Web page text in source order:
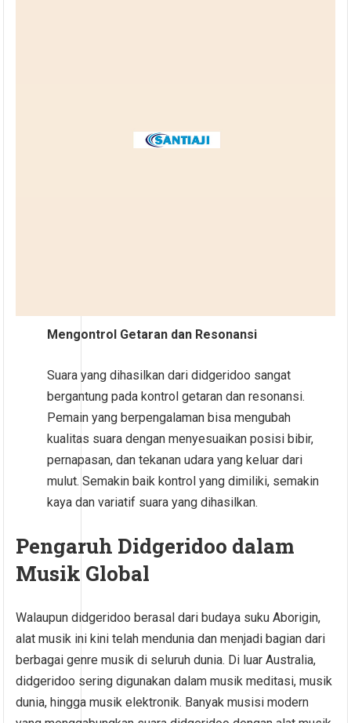
Mengontrol Getaran dan Resonansi
Suara yang dihasilkan dari didgeridoo sangat
bergantung pada kontrol getaran dan resonansi.
Pemain yang berpengalaman bisa mengubah
kualitas suara dengan menyesuaikan posisi bibir,
pernapasan, dan tekanan udara yang keluar dari
mulut. Semakin baik kontrol yang dimiliki, semakin
kaya dan variatif suara yang dihasilkan.
Pengaruh Didgeridoo dalam
Musik Global
Walaupun didgeridoo berasal dari budaya suku Aborigin,
alat musik ini kini telah mendunia dan menjadi bagian dari
berbagai genre musik di seluruh dunia. Di luar Australia,
didgeridoo sering digunakan dalam musik meditasi, musik
dunia, hingga musik elektronik. Banyak musisi modern